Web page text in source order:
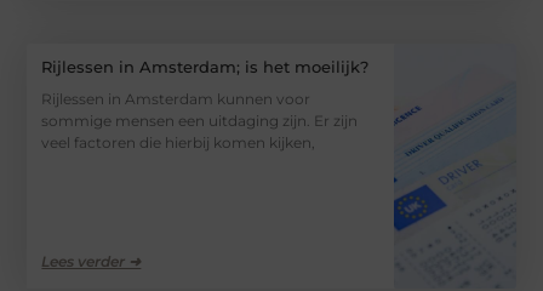
Rijlessen in Amsterdam; is het moeilijk?
Rijlessen in Amsterdam kunnen voor
sommige mensen een uitdaging zijn. Er zijn
veel factoren die hierbij komen kijken,
Lees verder ➜